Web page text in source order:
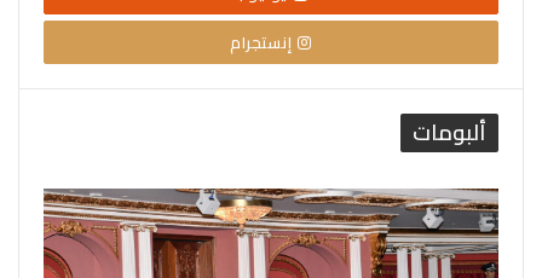
إنستجرام
ألبومات